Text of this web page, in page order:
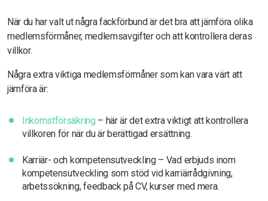
När du har valt ut några fackförbund är det bra att jämföra olika
medlemsförmåner, medlemsavgifter och att kontrollera deras
villkor.
Några extra viktiga medlemsförmåner som kan vara värt att
jämföra är:
Inkomstförsäkring – här är det extra viktigt att kontrollera
villkoren för när du är berättigad ersättning.
Karriär- och kompetensutveckling – Vad erbjuds inom
kompetensutveckling som stöd vid karriärrådgivning,
arbetssökning, feedback på CV, kurser med mera.